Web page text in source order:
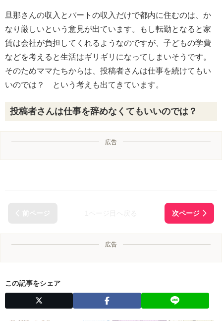
旦那さんの収入とパートの収入だけで都内に住むのは、か
なり厳しいという意見が出ています。もし転勤となると家
賃は会社が負担してくれるようなのですが、子どもの学費
などを考えると生活はギリギリになってしまいそうです。
そのためママたちからは、投稿者さんは仕事を続けてもい
いのでは？ という考えも出てきています。
投稿者さんは仕事を辞めなくてもいいのでは？
広告
広告
この記事をシェア